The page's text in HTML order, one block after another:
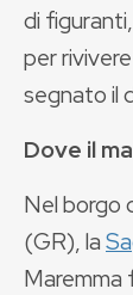
di
per
segnato il
Dove il
Nel borgo
(GR), la
Maremma